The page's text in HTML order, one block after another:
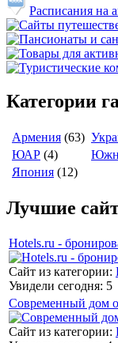
Расписания на
Категории
Армения (63)
ЮАР (4)
Япония (12)
Лучшие
Hotels.ru -
Сайт из категории:
Увидели сегодня: 5
Современный дом
Сайт из категории: